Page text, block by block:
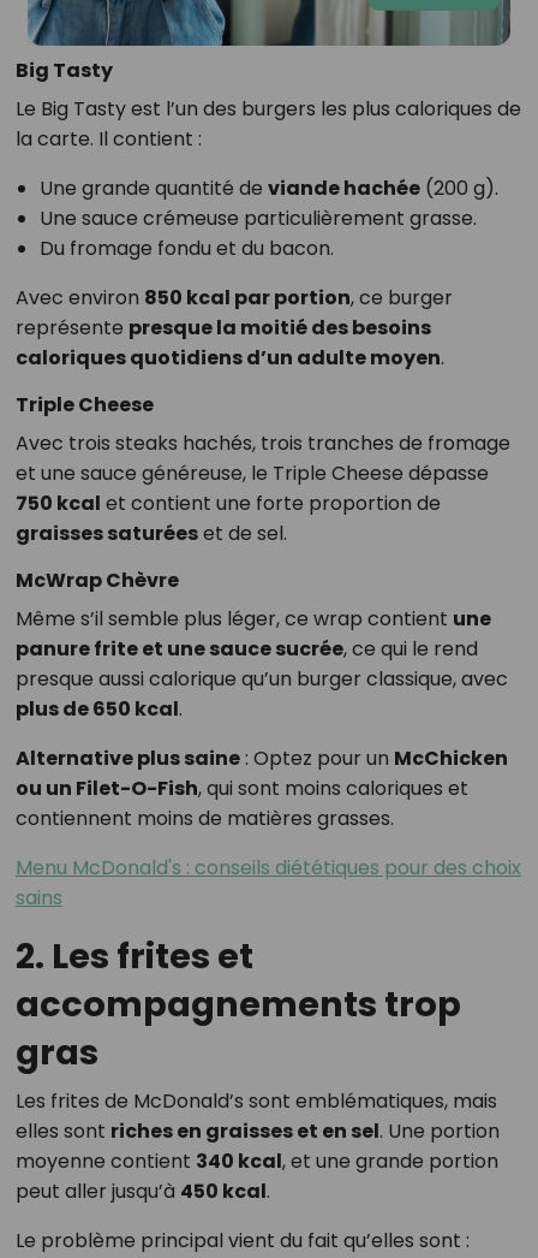
Big Tasty
Le Big Tasty est l’un des burgers les plus caloriques de
la carte. Il contient :
Une grande quantité de viande hachée(200 g).
Une sauce crémeuse particulièrement grasse.
Du fromage fondu et du bacon.
Avec environ 850 kcal par portion, ce burger
représente presque la moitié des besoins
caloriques quotidiens d’un adulte moyen.
Triple Cheese
Avec trois steaks hachés, trois tranches de fromage
et une sauce généreuse, le Triple Cheese dépasse
750 kcal et contient une forte proportion de
graisses saturéeset de sel.
McWrap Chèvre
Même s’il semble plus léger, ce wrap contient une
panure frite et une sauce sucrée, ce qui le rend
presque aussi calorique qu’un burger classique, avec
plus de 650 kcal.
Alternative plus saine: Optez pour un McChicken
ou un Filet-O-Fish, qui sont moins caloriques et
contiennent moins de matières grasses.
Menu McDonald's : conseils diététiques pour des choix
sains
2. Les frites et
accompagnements trop
gras
Les frites de McDonald’s sont emblématiques, mais
elles sont riches en graisses et en sel. Une portion
moyenne contient 340 kcal, et une grande portion
peut aller jusqu’à 450 kcal.
Le problème principal vient du fait qu’elles sont :